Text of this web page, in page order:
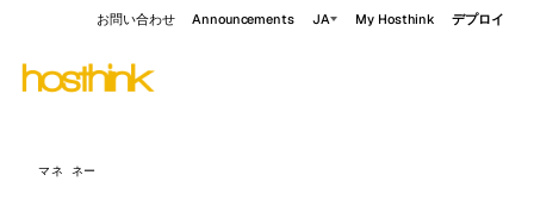
お問い合わせ Announcements JA My Hosthink デプロイ
マネ ネー